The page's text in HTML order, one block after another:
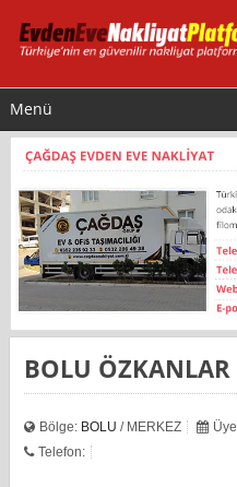
Menü
BOLU
Bölge: BOLU / MERKEZ
Telefon: